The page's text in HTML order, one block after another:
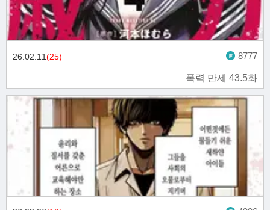
폭력 만세 43.5화
26.02.11(25) 8777